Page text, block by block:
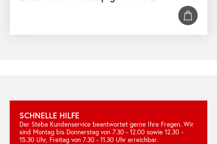
SCHNELLE HILFE
Der Steba Kundenservice beantwortet gerne Ihre Fragen. Wir
sind Montag bis Donnerstag von 7.30 - 12.00 sowie 12.30 -
15.30 Uhr, Freitag von 7.30 - 11.30 Uhr erreichbar.